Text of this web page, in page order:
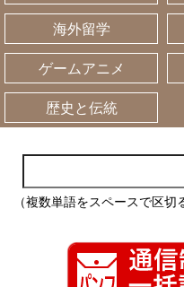
海外留学
ゲームアニメ
歴史と伝統
（複数単語をスペースで区切